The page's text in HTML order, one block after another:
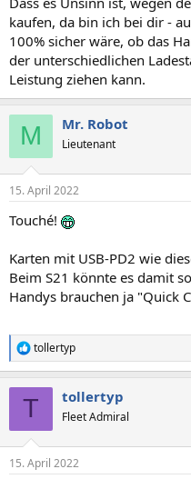
kaufen, da bin ich bei dir -
100% sicher wäre, ob das
der unterschiedlichen
Leistung ziehen kann.
M Mr. Robot
Lieutenant
15. April 2022
Touché!
Karten mit USB-PD2 wie
Beim S21 könnte es damit
Handys brauchen ja "Quick
R
e
e
tollertyp
T tollertyp
Fleet Admiral
15. April 2022